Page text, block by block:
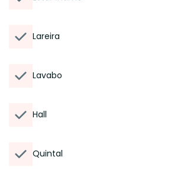
Lareira
Lavabo
Hall
Quintal